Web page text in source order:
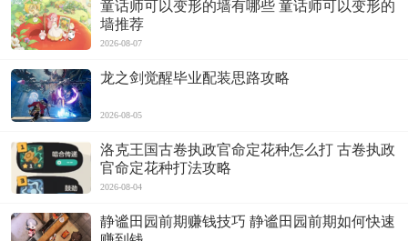
童话师可以变形的墙有哪些 童话师可以变形的
墙推荐
2026-08-07
龙之剑觉醒毕业配装思路攻略
2026-08-05
洛克王国古卷执政官命定花种怎么打 古卷执政
官命定花种打法攻略
2026-08-04
静谧田园前期赚钱技巧 静谧田园前期如何快速